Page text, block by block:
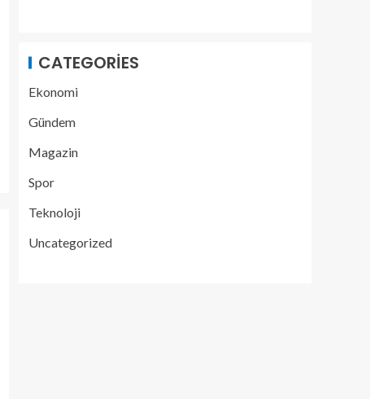
CATEGORIES
Ekonomi
Gündem
Magazin
Spor
Teknoloji
Uncategorized